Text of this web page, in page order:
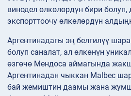
винодел өлкөлөрдүн бири
экспорттоочу өлкөлөрдүн
Аргентинадагы эң белгилүү
болуп саналат, ал өлкөнүн
өзгөчө Мендоса аймагында
Аргентинадан чыккан Malbec
бай жемиштин даамы жана